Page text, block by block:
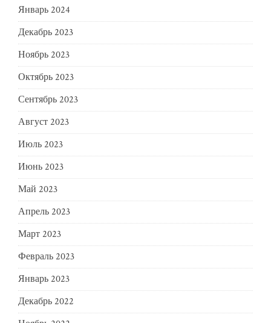
Январь 2024
Декабрь 2023
Ноябрь 2023
Октябрь 2023
Сентябрь 2023
Август 2023
Июль 2023
Июнь 2023
Май 2023
Апрель 2023
Март 2023
Февраль 2023
Январь 2023
Декабрь 2022